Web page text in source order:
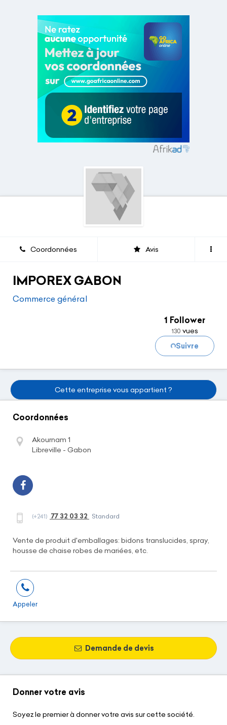
Coordonnées Avis
IMPOREX GABON
Commerce général
1 Follower
130 vues
Chargement... Suivre
Cette entreprise vous appartient ?
Coordonnées
Akournam 1
Libreville - Gabon
(+241) 77 32 03 32 Standard
Vente de produit d'emballages: bidons translucides, spray,
housse de chaise robes de mariées, etc.
Appeler
Demande de devis
Donner votre avis
Soyez le premier à donner votre avis sur cette société.